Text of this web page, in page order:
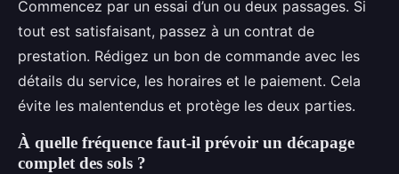
Commencez par un essai d’un ou deux passages. Si
tout est satisfaisant, passez à un contrat de
prestation. Rédigez un bon de commande avec les
détails du service, les horaires et le paiement. Cela
évite les malentendus et protège les deux parties.
À quelle fréquence faut-il prévoir un décapage
complet des sols ?